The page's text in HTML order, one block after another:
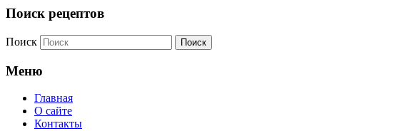
Поиск рецептов
Поиск
Меню
Главная
О сайте
Контакты